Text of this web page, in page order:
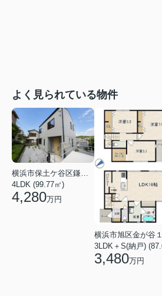
よく見られている物件
4LDK (99.77㎡)
4,280万円
3,480万円